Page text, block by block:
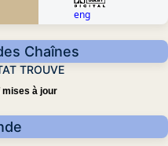
eng
Chaînes
TROUVE
à jour